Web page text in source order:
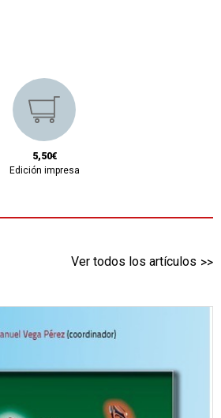
5,50€
Edición impresa
Ver todos los artículos